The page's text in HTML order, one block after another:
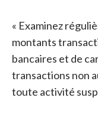
« Examinez
montants
bancaires et de
transactions non
toute activité